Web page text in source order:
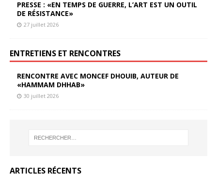
PRESSE : «EN TEMPS DE GUERRE, L’ART EST UN OUTIL
DE RÉSISTANCE»
27 juillet 2026
ENTRETIENS ET RENCONTRES
RENCONTRE AVEC MONCEF DHOUIB, AUTEUR DE
«HAMMAM DHHAB»
30 juillet 2026
ARTICLES RÉCENTS